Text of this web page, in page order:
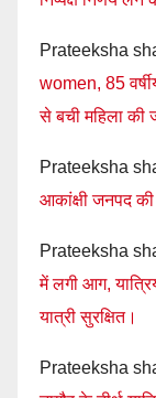
Prateeksha
women, 85
से बची महिला की
Prateeksha
आकांक्षी जनपद की
Prateeksha
में लगी आग,
यात्री सुरक्षित।
Prateeksha